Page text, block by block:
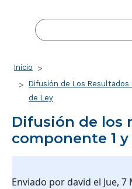
Ruta de navegación
Inicio
Difusión de Los
de Ley
Difusión de los
componente 1
Enviado pordavid el Jue, 7